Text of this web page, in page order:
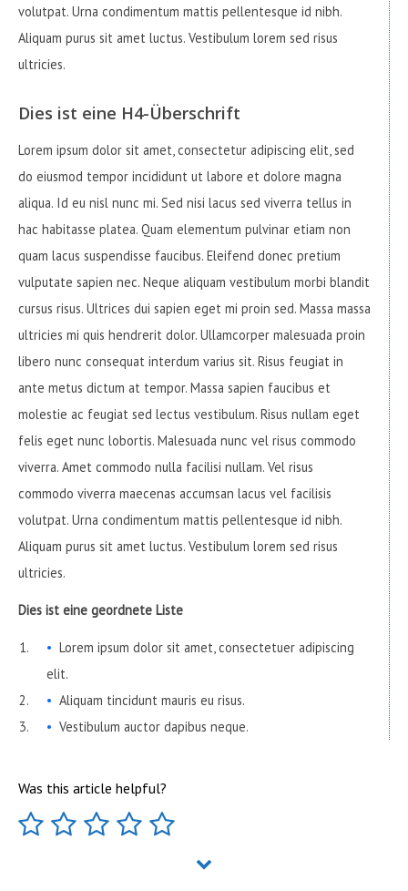
volutpat. Urna condimentum mattis pellentesque id nibh.
Aliquam purus sit amet luctus. Vestibulum lorem sed risus
ultricies.
Dies ist eine H4-Überschrift
Lorem ipsum dolor sit amet, consectetur adipiscing elit, sed
do eiusmod tempor incididunt ut labore et dolore magna
aliqua. Id eu nisl nunc mi. Sed nisi lacus sed viverra tellus in
hac habitasse platea. Quam elementum pulvinar etiam non
quam lacus suspendisse faucibus. Eleifend donec pretium
vulputate sapien nec. Neque aliquam vestibulum morbi blandit
cursus risus. Ultrices dui sapien eget mi proin sed. Massa massa
ultricies mi quis hendrerit dolor. Ullamcorper malesuada proin
libero nunc consequat interdum varius sit. Risus feugiat in
ante metus dictum at tempor. Massa sapien faucibus et
molestie ac feugiat sed lectus vestibulum. Risus nullam eget
felis eget nunc lobortis. Malesuada nunc vel risus commodo
viverra. Amet commodo nulla facilisi nullam. Vel risus
commodo viverra maecenas accumsan lacus vel facilisis
volutpat. Urna condimentum mattis pellentesque id nibh.
Aliquam purus sit amet luctus. Vestibulum lorem sed risus
ultricies.
Dies ist eine geordnete Liste
Lorem ipsum dolor sit amet, consectetuer adipiscing
elit.
Aliquam tincidunt mauris eu risus.
Vestibulum auctor dapibus neque.
Was this article helpful?